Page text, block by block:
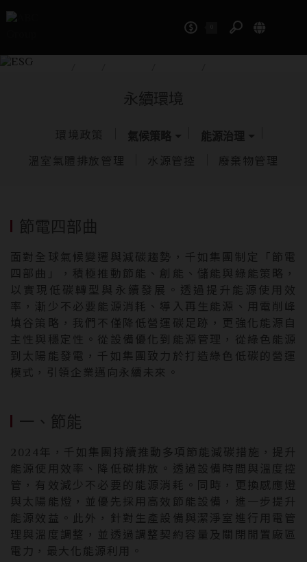
永續環境
環境政策 氣候策略 能源治理
溫室氣體排放管理 水源管控 廢棄物管理
節電四部曲
面對全球氣候變遷與減碳趨勢，千如集團制定「節電
四部曲」，積極推動節能、創能、儲能與綠能策略，
以實現低碳轉型與永續發展。透過提升能源使用效
率，漸少不必要能源消耗、導入再生能源、用電削峰
填谷策略，我們不僅降低營運碳足跡，更強化能源自
主性與穩定性。從設備優化到能源管理，從綠色能源
到太陽能發電，千如集團致力於打造綠色低碳的營運
模式，引領企業邁向永續未來。
一、節能
2024年，千如集團持續推動多項節能減碳措施，提升
能源使用效率、降低碳排放。透過設備時間與溫度控
管，有效減少不必要的能源消耗。同時，更換感應燈
與太陽能燈，並優先採用高效節能設備，進一步提升
能源效益。此外，針對生產設備與潔淨室進行用電管
理與溫度調整，並透過調整契約容量及關閉閒置廠區
電力，最大化能源利用。